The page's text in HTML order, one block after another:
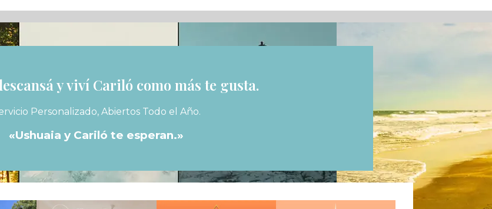
y viví Cariló como más te gusta.
Personalizado, Abiertos Todo el Año.
«Ushuaia y Cariló te esperan.»